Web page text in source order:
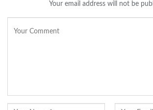
Your email address will not be